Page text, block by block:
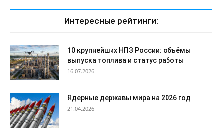
Интересные рейтинги:
10 крупнейших НПЗ России: объёмы
выпуска топлива и статус работы
16.07.2026
Ядерные державы мира на 2026 год
21.04.2026